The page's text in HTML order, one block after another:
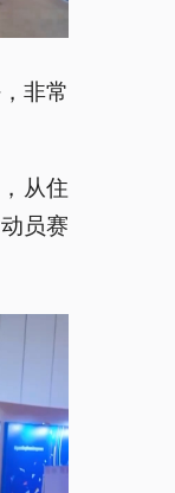
非常
从住
员赛